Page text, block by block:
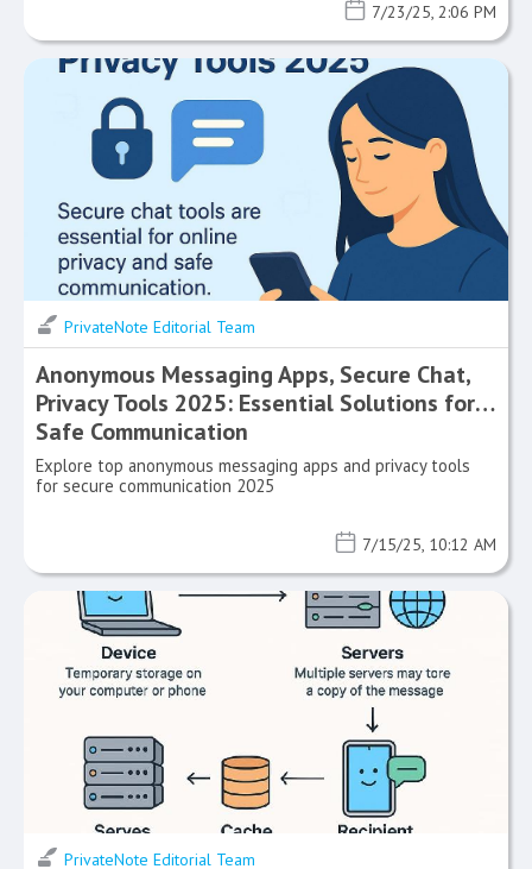
7/23/25, 2:06 PM
PrivateNote Editorial Team
Anonymous Messaging Apps, Secure Chat,
Privacy Tools 2025: Essential Solutions for
Safe Communication
Explore top anonymous messaging apps and privacy tools
for secure communication 2025
7/15/25, 10:12 AM
PrivateNote Editorial Team